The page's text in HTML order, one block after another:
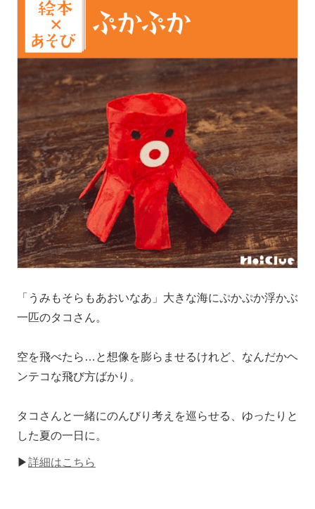
「うみもそらもあおいなあ」大きな海にぷかぷか浮かぶ
一匹のタコさん。
空を飛べたら…と想像を膨らませるけれど、なんだかヘ
ンテコな飛び方ばかり。
タコさんと一緒にのんびり考えを巡らせる、ゆったりと
した夏の一日に。
▶詳細はこちら